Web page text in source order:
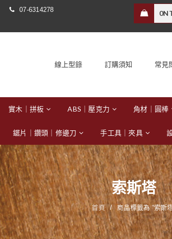
07-6314278
0
線上型錄 訂購須知 常見
實木｜拼板 ABS｜壓克力 角材｜圓棒
鋸片｜鑽頭｜修邊刀 手工具｜夾具
索斯塔
首頁 / 商品標籤為 “索斯